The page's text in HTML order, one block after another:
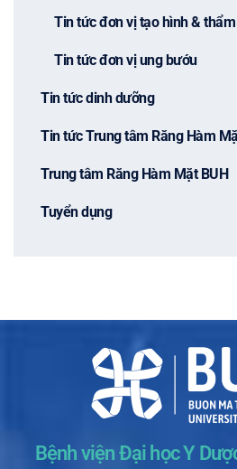
Tin tức đơn vị tạo hình &
Tin tức đơn vị ung bướu
Tin tức dinh dưỡng
Tin tức Trung tâm Răng Hàm
Trung tâm Răng Hàm Mặt BUH
Tuyển dụng
Bệnh viện Đại học Y